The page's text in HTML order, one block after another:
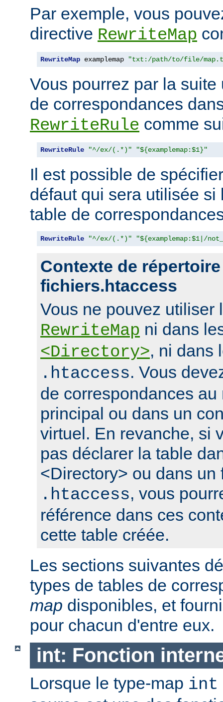
Par exemple, vous
directive RewriteMap
RewriteMap examplemap "txt:/path/to/file/
Vous pourrez par la
de correspondances
RewriteRule comme
RewriteRule "^/ex/(.*)" "${examplemap:$1}"
Il est possible de
défaut qui sera utilisée
table de
RewriteRule "^/ex/(.*)" "${examplemap:$1|/
Contexte de
fichiers.htaccess
Vous ne pouvez utiliser
RewriteMap ni dans
<Directory>, ni dans
.htaccess. Vous
de correspondances
principal ou dans un
virtuel. En revanche, si
pas déclarer la table
<Directory> ou dans un
.htaccess, vous
référence dans ces
cette table créée.
Les sections suivantes
types de tables de
map disponibles, et
pour chacun d'entre eux.
int: Fonction
Lorsque le type-map int